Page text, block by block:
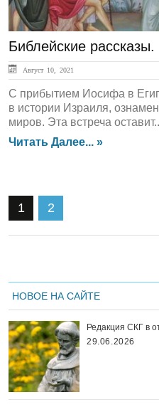
Библейские
Август 10, 2021
С прибытием Иосифа в
в истории Израиля,
миров. Эта встреча
Читать Далее... »
1 2
НОВОЕ НА САЙТЕ
Редакция СКГ в
29.06.2026